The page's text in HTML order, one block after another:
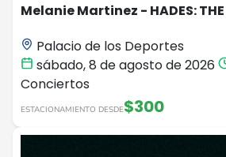
Melanie Martinez - HADES: THE
Palacio de los Deportes
sábado, 8 de agosto de 2026
Conciertos
ESTACIONAMIENTO DESDE$300